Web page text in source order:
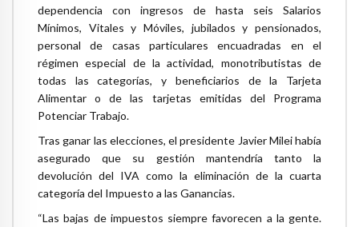
dependencia con ingresos de hasta seis Salarios
Mínimos, Vitales y Móviles, jubilados y pensionados,
personal de casas particulares encuadradas en el
régimen especial de la actividad, monotributistas de
todas las categorías, y beneficiarios de la Tarjeta
Alimentar o de las tarjetas emitidas del Programa
Potenciar Trabajo.
Tras ganar las elecciones, el presidente Javier Milei había
asegurado que su gestión mantendría tanto la
devolución del IVA como la eliminación de la cuarta
categoría del Impuesto a las Ganancias.
“Las bajas de impuestos siempre favorecen a la gente.